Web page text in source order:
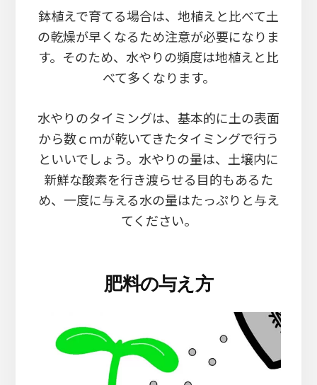
鉢植えで育てる場合は、地植えと比べて土
の乾燥が早くなるため注意が必要になりま
す。そのため、水やりの頻度は地植えと比
べて多くなります。
水やりのタイミングは、基本的に土の表面
から数ｃｍが乾いてきたタイミングで行う
といいでしょう。水やりの量は、土壌内に
新鮮な酸素を行き渡らせる目的もあるた
め、一度に与える水の量はたっぷりと与え
てください。
肥料の与え方